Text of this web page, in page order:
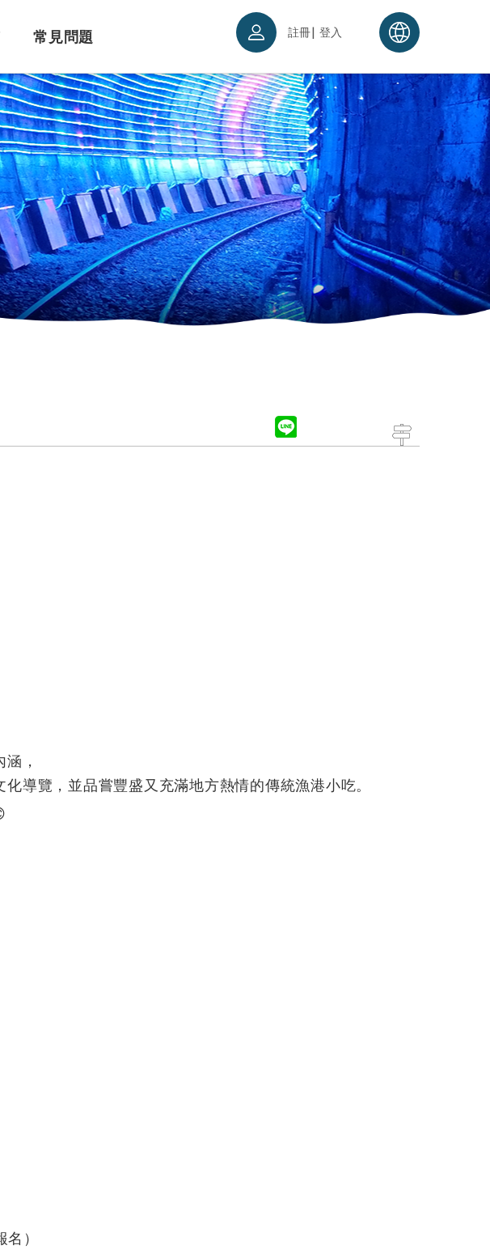
統 退票須知 入場須知
計 永續理念
常見問題
題
註冊| 登入
，
導覽，並品嘗豐盛又充滿地方熱情的傳統漁港小吃。
）